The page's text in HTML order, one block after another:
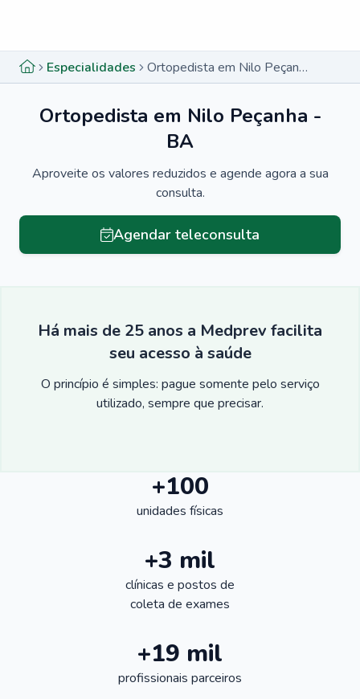
Especialidades Ortopedista em Nilo Peçanha - BA
Ortopedista em Nilo Peçanha -
BA
Aproveite os valores reduzidos e agende agora a sua
consulta.
Agendar teleconsulta
Há mais de 25 anos a Medprev facilita
seu acesso à saúde
O princípio é simples: pague somente pelo serviço
utilizado, sempre que precisar.
+100
unidades físicas
+3 mil
clínicas e postos de
coleta de exames
+19 mil
profissionais parceiros